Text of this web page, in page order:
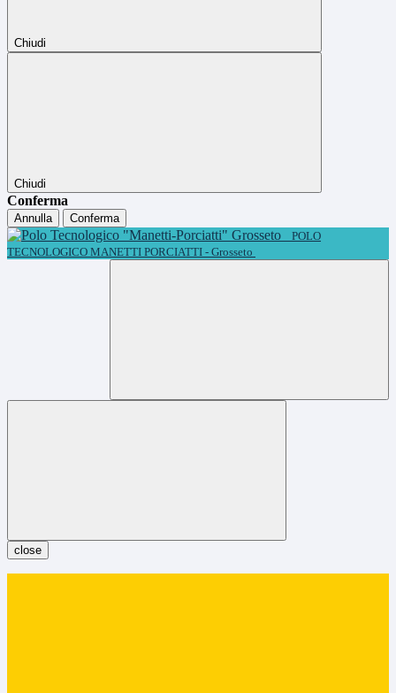
Chiudi
Chiudi
Conferma
Annulla
Conferma
POLO
TECNOLOGICO MANETTI PORCIATTI - Grosseto
close